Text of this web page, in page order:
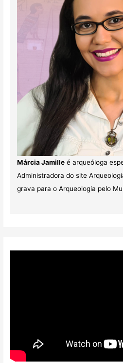
Márcia Jamilleé arqueóloga
Administradora do site
grava para o Arqueologia pelo